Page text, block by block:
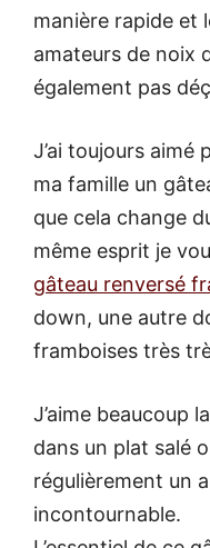
manière rapide et
amateurs de noix
également pas
J’ai toujours aimé
ma famille un
que cela change
même esprit je
gâteau renversé
down, une autre
framboises très
J’aime beaucoup
dans un plat salé
régulièrement un
incontournable.